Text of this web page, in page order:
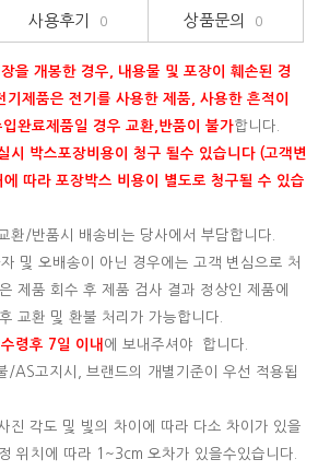
사용후기 0 상품문의 0
을 개봉한 경우, 내용물 및 포장이 훼손된 경
제품은 전기를 사용한 제품, 사용한 흔적이
완료제품일 경우 교환,반품이 불가합니다.
시 박스포장비용이 청구 될수 있습니다 (고객변
따라 포장박스 비용이 별도로 청구될 수 있습
환/반품시 배송비는 당사에서 부담합니다.
및 오배송이 아닌 경우에는 고객 변심으로 처
제품 회수 후 제품 검사 결과 정상인 제품에
교환 및 환불 처리가 가능합니다.
령후 7일 이내 에 보내주셔야 합니다.
/AS고지시, 브랜드의 개별기준이 우선 적용됩
진 각도 및 빛의 차이에 따라 다소 차이가 있을
위치에 따라 1~3cm 오차가 있을수있습니다.